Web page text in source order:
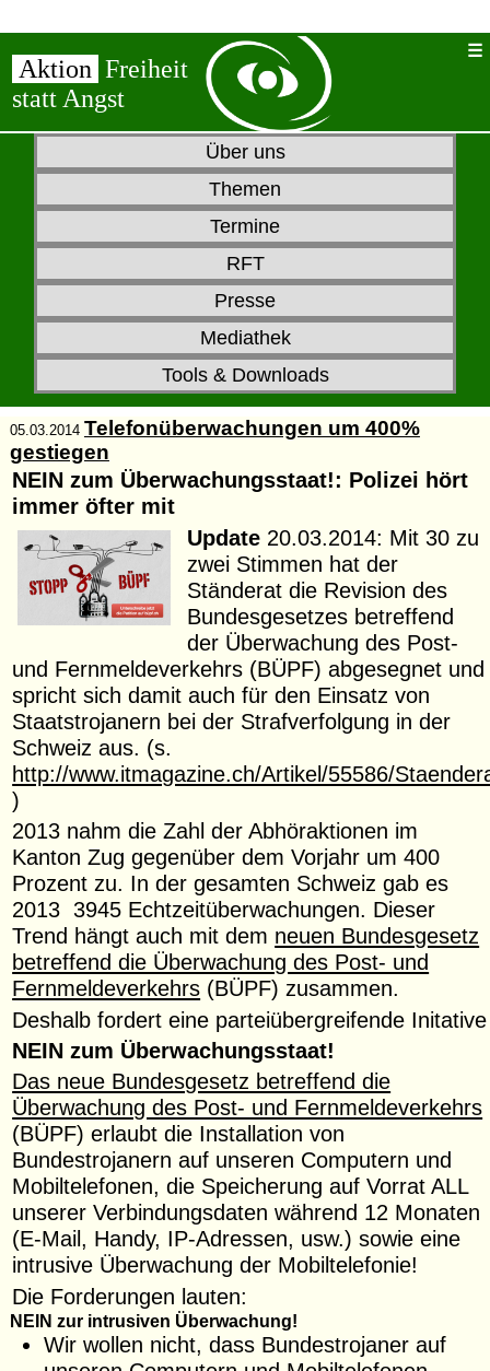
Aktion Freiheit
statt Angst
Über uns
Themen
Termine
RFT
Presse
Mediathek
Tools & Downloads
05.03.2014 Telefonüberwachungen um 400%
gestiegen
NEIN zum Überwachungsstaat!: Polizei hört
immer öfter mit
Update 20.03.2014: Mit 30 zu
zwei Stimmen hat der
Ständerat die Revision des
Bundesgesetzes betreffend
der Überwachung des Post-
und Fernmeldeverkehrs (BÜPF) abgesegnet und
spricht sich damit auch für den Einsatz von
Staatstrojanern bei der Strafverfolgung in der
Schweiz aus. (s.
http://www.itmagazine.ch/Artikel/55586/
)
2013 nahm die Zahl der Abhöraktionen im
Kanton Zug gegenüber dem Vorjahr um 400
Prozent zu. In der gesamten Schweiz gab es
2013 3945 Echtzeitüberwachungen. Dieser
Trend hängt auch mit dem neuen Bundesgesetz
betreffend die Überwachung des Post- und
Fernmeldeverkehrs (BÜPF) zusammen.
Deshalb fordert eine parteiübergreifende Initative
NEIN zum Überwachungsstaat!
Das neue Bundesgesetz betreffend die
Überwachung des Post- und Fernmeldeverkehrs
(BÜPF) erlaubt die Installation von
Bundestrojanern auf unseren Computern und
Mobiltelefonen, die Speicherung auf Vorrat ALL
unserer Verbindungsdaten während 12 Monaten
(E-Mail, Handy, IP-Adressen, usw.) sowie eine
intrusive Überwachung der Mobiltelefonie!
Die Forderungen lauten:
NEIN zur intrusiven Überwachung!
Wir wollen nicht, dass Bundestrojaner auf